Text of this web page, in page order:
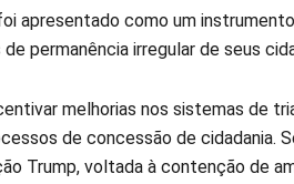
apresentado como um
permanência irregular de seus
melhorias nos sistemas de
de concessão de cidadania.
Trump, voltada à contenção de